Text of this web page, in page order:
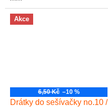
Akce
6,50 Kč –10 %
Drátky do sešívačky no.10 /